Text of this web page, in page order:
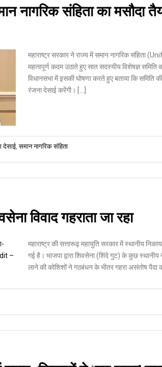
नागरिक संहिता का मसौदा
महाराष्ट्र सरकार ने राज्य में समान नागरिक संहिता
महत्वपूर्ण कदम उठाते हुए सात सदस्यीय विशेषज्ञ
विधानसभा में इसकी घोषणा करते हुए बताया कि समिति की
रंजना देसाई करेंगी। […]
देसाई,समान नागरिक संहिता
विवाद गहराता जा रहा
महाराष्ट्र की सत्तारूढ़ महायुति सरकार में स्थानीय
गई है। भाजपा द्वारा शिवसेना (शिंदे गुट) के कुछ स्थानीय
लाने की कोशिशों ने गठबंधन के भीतर गहरा असंतोष